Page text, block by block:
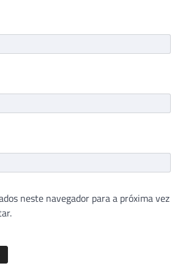
neste navegador para a próxima vez